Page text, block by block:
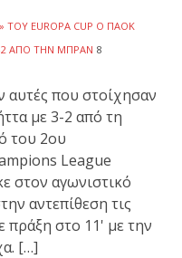
ΤΟΥ EUROPA CUP Ο ΠΑΟΚ
ΑΠΌ ΤΗΝ ΜΠΡΑΝ 8
αυτές που στοίχησαν
με 3-2 από τη
του 2ου
League
στον αγωνιστικό
αντεπίθεση τις
πράξη στο 11' με την
[…]